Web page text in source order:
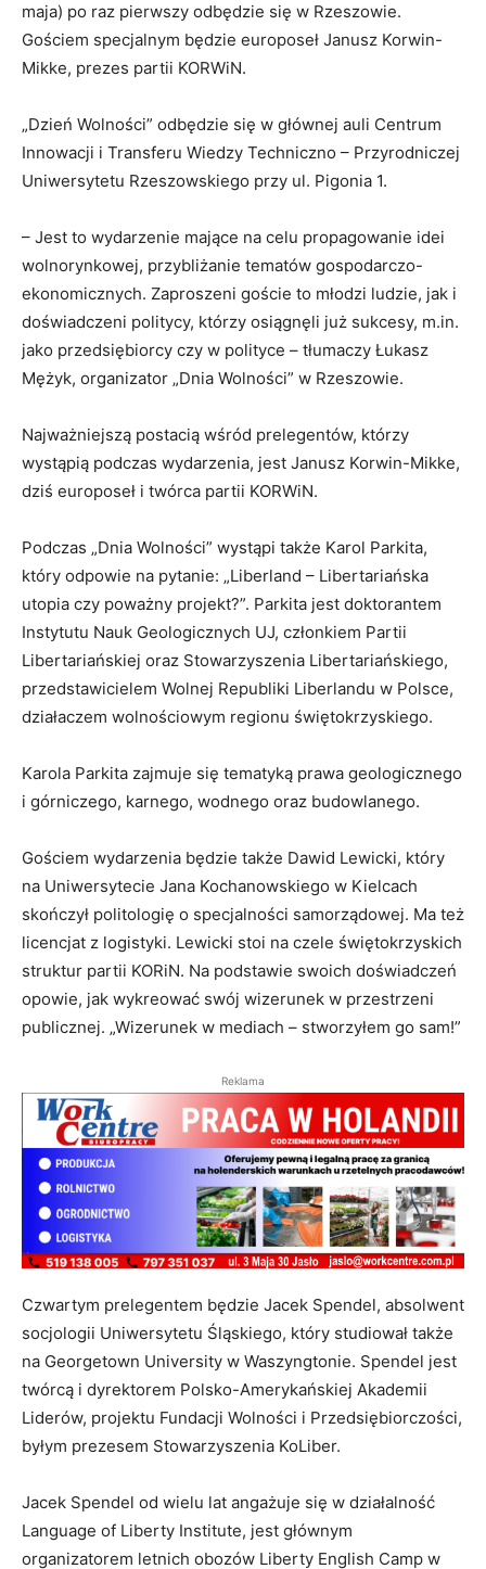
maja) po raz pierwszy odbędzie się w Rzeszowie.
Gościem specjalnym będzie europoseł Janusz Korwin-
Mikke, prezes partii KORWiN.
„Dzień Wolności” odbędzie się w głównej auli Centrum
Innowacji i Transferu Wiedzy Techniczno – Przyrodniczej
Uniwersytetu Rzeszowskiego przy ul. Pigonia 1.
– Jest to wydarzenie mające na celu propagowanie idei
wolnorynkowej, przybliżanie tematów gospodarczo-
ekonomicznych. Zaproszeni goście to młodzi ludzie, jak i
doświadczeni politycy, którzy osiągnęli już sukcesy, m.in.
jako przedsiębiorcy czy w polityce – tłumaczy Łukasz
Mężyk, organizator „Dnia Wolności” w Rzeszowie.
Najważniejszą postacią wśród prelegentów, którzy
wystąpią podczas wydarzenia, jest Janusz Korwin-Mikke,
dziś europoseł i twórca partii KORWiN.
Podczas „Dnia Wolności” wystąpi także Karol Parkita,
który odpowie na pytanie: „Liberland – Libertariańska
utopia czy poważny projekt?”. Parkita jest doktorantem
Instytutu Nauk Geologicznych UJ, członkiem Partii
Libertariańskiej oraz Stowarzyszenia Libertariańskiego,
przedstawicielem Wolnej Republiki Liberlandu w Polsce,
działaczem wolnościowym regionu świętokrzyskiego.
Karola Parkita zajmuje się tematyką prawa geologicznego
i górniczego, karnego, wodnego oraz budowlanego.
Gościem wydarzenia będzie także Dawid Lewicki, który
na Uniwersytecie Jana Kochanowskiego w Kielcach
skończył politologię o specjalności samorządowej. Ma też
licencjat z logistyki. Lewicki stoi na czele świętokrzyskich
struktur partii KORiN. Na podstawie swoich doświadczeń
opowie, jak wykreować swój wizerunek w przestrzeni
publicznej. „Wizerunek w mediach – stworzyłem go sam!”
Reklama
Czwartym prelegentem będzie Jacek Spendel, absolwent
socjologii Uniwersytetu Śląskiego, który studiował także
na Georgetown University w Waszyngtonie. Spendel jest
twórcą i dyrektorem Polsko-Amerykańskiej Akademii
Liderów, projektu Fundacji Wolności i Przedsiębiorczości,
byłym prezesem Stowarzyszenia KoLiber.
Jacek Spendel od wielu lat angażuje się w działalność
Language of Liberty Institute, jest głównym
organizatorem letnich obozów Liberty English Camp w